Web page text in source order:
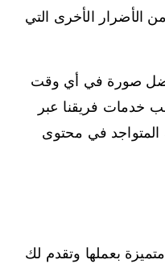
الأضرار الأخرى التي
صورة في أي وقت
خدمات فريقنا عبر
في محتوى
بعملها وتقدم لك